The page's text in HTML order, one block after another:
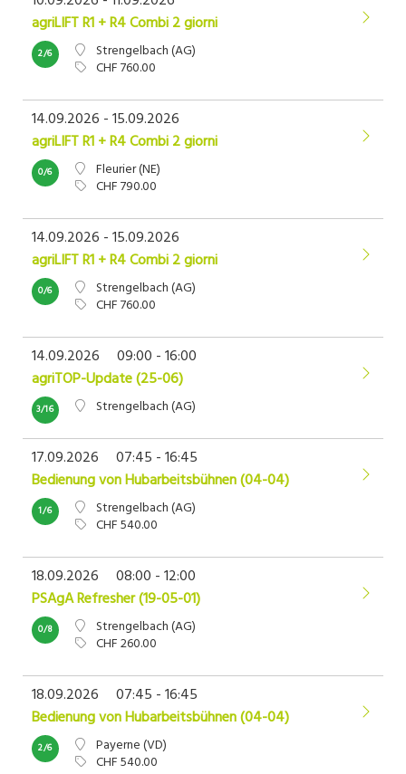
agriLIFT R1 + R4 Combi 2 giorni
Strengelbach (AG)
CHF 760.00
2/6
14.09.2026 - 15.09.2026
agriLIFT R1 + R4 Combi 2 giorni
Fleurier (NE)
CHF 790.00
0/6
14.09.2026 - 15.09.2026
agriLIFT R1 + R4 Combi 2 giorni
Strengelbach (AG)
CHF 760.00
0/6
14.09.2026
09:00 - 16:00
agriTOP-Update (25-06)
Strengelbach (AG)
3/16
17.09.2026
07:45 - 16:45
Bedienung von Hubarbeitsbühnen (04-04)
Strengelbach (AG)
CHF 540.00
1/6
18.09.2026
08:00 - 12:00
PSAgA Refresher (19-05-01)
Strengelbach (AG)
CHF 260.00
0/8
18.09.2026
07:45 - 16:45
Bedienung von Hubarbeitsbühnen (04-04)
Payerne (VD)
CHF 540.00
2/6